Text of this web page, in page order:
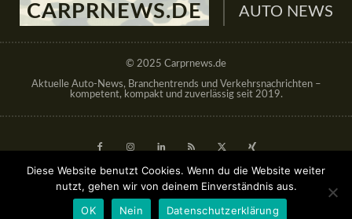
CARPRNEWS.DE AUTO NEWS
© 2025 Carprnews.de
Aktuelle Auto-News, Branchentrends und Verkehrsnachrichten –
kompetent, kompakt und zuverlässig seit 2019.
Gastbeitrag veröffentlichen
Diese Website benutzt Cookies. Wenn du die Website weiter
nutzt, gehen wir von deinem Einverständnis aus.
OK
Nein Datenschutzerklärung